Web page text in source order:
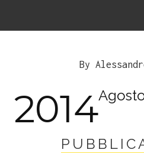
By
2014